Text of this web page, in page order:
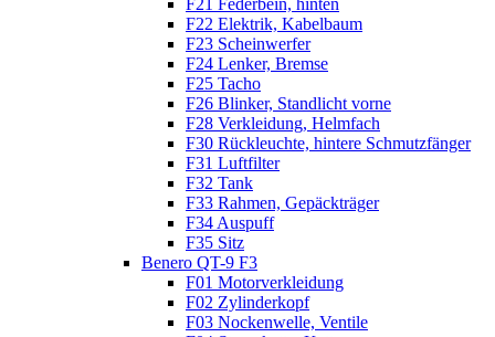
F22 Elektrik, Kabelbaum
F23 Scheinwerfer
F24 Lenker, Bremse
F25 Tacho
F26 Blinker, Standlicht vorne
F28 Verkleidung, Helmfach
F30 Rückleuchte, hintere Schmutzfänger
F31 Luftfilter
F32 Tank
F33 Rahmen, Gepäckträger
F34 Auspuff
F35 Sitz
Benero QT-9 F3
F01 Motorverkleidung
F02 Zylinderkopf
F03 Nockenwelle, Ventile